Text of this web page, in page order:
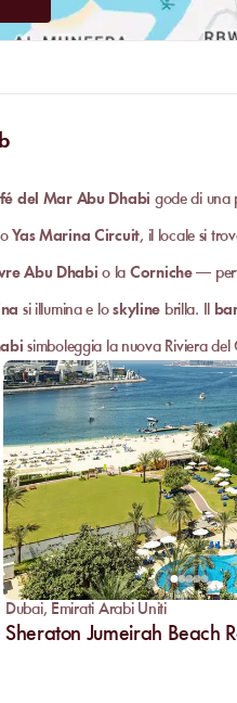
del Mar Abu Dhabi gode di una
Yas Marina Circuit, il locale si
Abu Dhabi o la Corniche—
si illumina e loskyline brilla. Il
simboleggia la nuova Riviera
Dubai, Emirati Arabi Uniti
Sheraton Jumeirah Beach